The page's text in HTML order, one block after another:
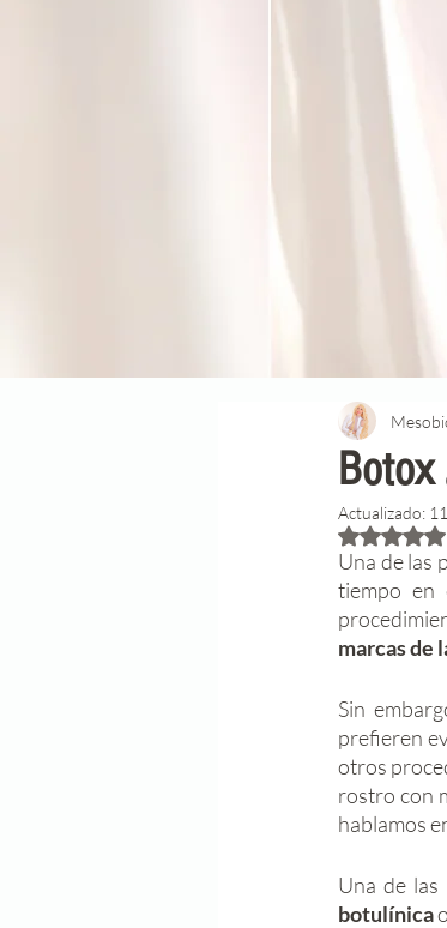
Botox
Actualizado:
Obtuvo
Una de las
tiempo en
marcas de
Sin
prefieren
otros
rostro con
hablamos
Una de
botulínica